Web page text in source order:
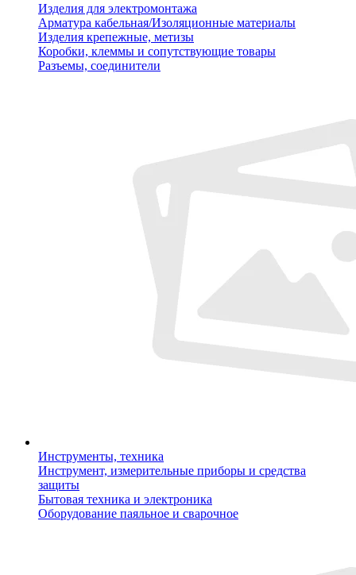
Изделия для электромонтажа
Арматура кабельная/Изоляционные материалы
Изделия крепежные, метизы
Коробки, клеммы и сопутствующие товары
Разъемы, соединители
Инструменты, техника
Инструмент, измерительные приборы и средства
защиты
Бытовая техника и электроника
Оборудование паяльное и сварочное